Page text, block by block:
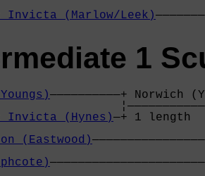
Invicta (Marlow/Leek)
1
——————————+
Invicta (Hynes)—+ 1
(Eastwood)